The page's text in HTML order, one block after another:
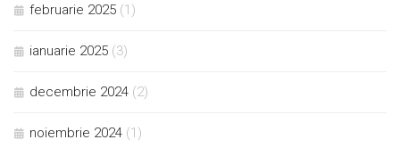
februarie 2025 (1)
ianuarie 2025 (3)
decembrie 2024 (2)
noiembrie 2024 (1)